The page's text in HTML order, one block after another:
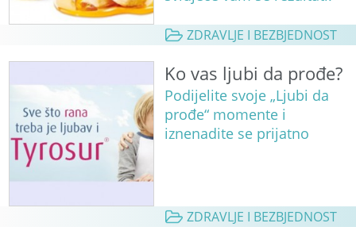
ZDRAVLJE I BEZBJEDNOST
Ko vas ljubi da prođe?
Podijelite svoje „Ljubi da
prođe“ momente i
iznenadite se prijatno
ZDRAVLJE I BEZBJEDNOST